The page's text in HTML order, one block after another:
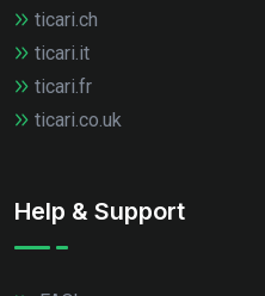
ticari.ch
ticari.it
ticari.fr
ticari.co.uk
Help & Support